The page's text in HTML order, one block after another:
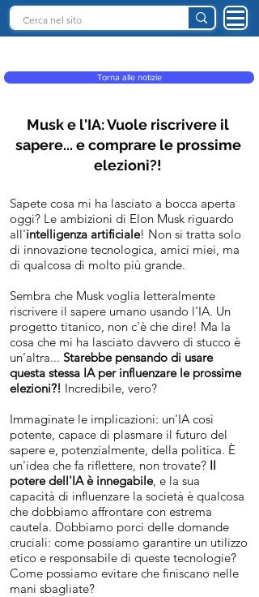
Torna alle notizie
Musk e l'IA: Vuole riscrivere il
sapere... e comprare le prossime
elezioni?!
Sapete cosa mi ha lasciato a bocca aperta
oggi? Le ambizioni di Elon Musk riguardo
all'intelligenza artificiale! Non si tratta solo
di innovazione tecnologica, amici miei, ma
di qualcosa di molto più grande.
Sembra che Musk voglia letteralmente
riscrivere il sapere umano usando l'IA. Un
progetto titanico, non c'è che dire! Ma la
cosa che mi ha lasciato davvero di stucco è
un'altra... Starebbe pensando di usare
questa stessa IA per influenzare le prossime
elezioni?! Incredibile, vero?
Immaginate le implicazioni: un'IA così
potente, capace di plasmare il futuro del
sapere e, potenzialmente, della politica. È
un'idea che fa riflettere, non trovate? Il
potere dell'IA è innegabile, e la sua
capacità di influenzare la società è qualcosa
che dobbiamo affrontare con estrema
cautela. Dobbiamo porci delle domande
cruciali: come possiamo garantire un utilizzo
etico e responsabile di queste tecnologie?
Come possiamo evitare che finiscano nelle
mani sbagliate?